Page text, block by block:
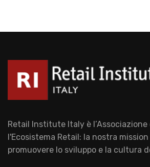
Retail Institute Italy è
l'Ecosistema Retail: la nostra
promuovere lo sviluppo e la cultura